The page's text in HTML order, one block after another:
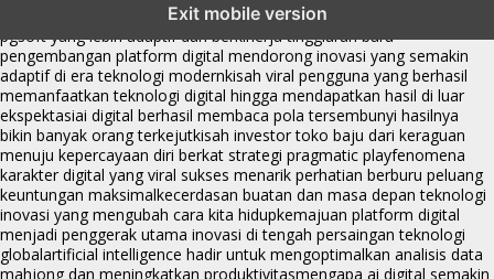
Exit mobile version
menghadirkan inovasi berkualitasai digital menjadi kunci analisis data
pgsoft yang lebih adaptif dan berkinerja tinggiarah baru
pengembangan platform digital mendorong inovasi yang semakin
adaptif di era teknologi modernkisah viral pengguna yang berhasil
memanfaatkan teknologi digital hingga mendapatkan hasil di luar
ekspektasiai digital berhasil membaca pola tersembunyi hasilnya
bikin banyak orang terkejutkisah investor toko baju dari keraguan
menuju kepercayaan diri berkat strategi pragmatic playfenomena
karakter digital yang viral sukses menarik perhatian berburu peluang
keuntungan maksimalkecerdasan buatan dan masa depan teknologi
inovasi yang mengubah cara kita hidupkemajuan platform digital
menjadi penggerak utama inovasi di tengah persaingan teknologi
globalartificial intelligence hadir untuk mengoptimalkan analisis data
mahjong dan meningkatkan produktivitasmengapa ai digital semakin